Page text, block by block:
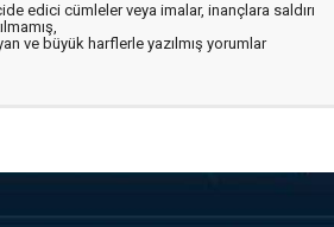
edici cümleler veya imalar, inançlara saldırı
ve büyük harflerle yazılmış yorumlar